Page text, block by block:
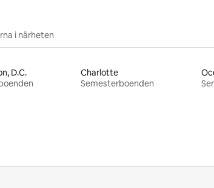
i närheten
D.C.
Charlotte
Semesterboenden